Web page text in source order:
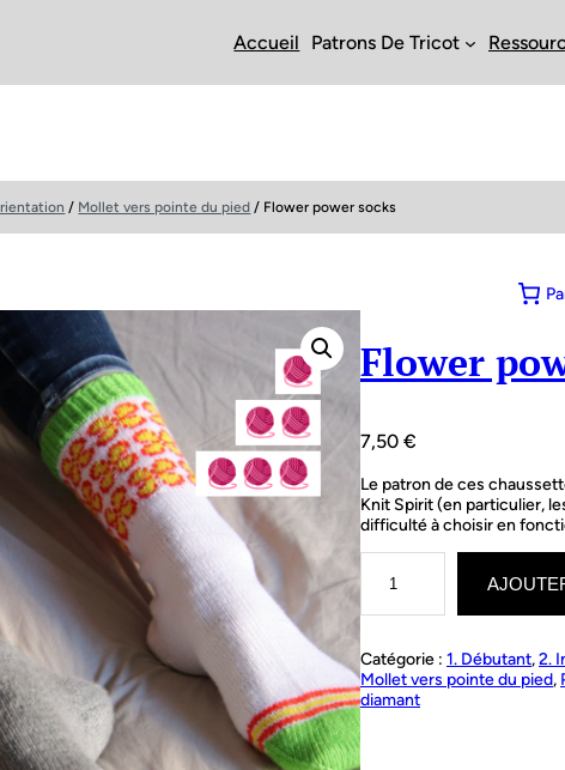
Accueil Patrons De Tricot
/ Mollet vers pointe du pied / Flower power socks
Flower
7,50 €
Le patron de ces
Knit Spirit (en particulier,
difficulté à choisir en
n
i
t
é
d
e
F
Catégorie : 1. Débutant, 2.
Mollet vers pointe du pied,
diamant